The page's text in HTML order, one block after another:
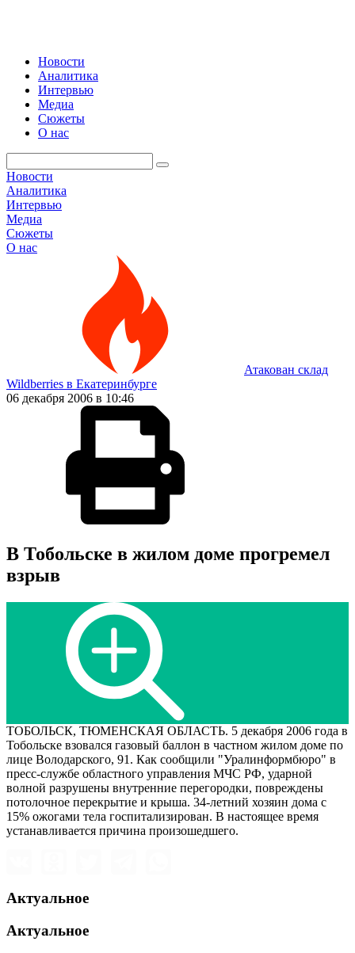
Новости
Аналитика
Интервью
Медиа
Сюжеты
О нас
Новости
Аналитика
Интервью
Медиа
Сюжеты
О нас
Атакован склад
Wildberries в Екатеринбурге
06 декабря 2006 в 10:46
В Тобольске в жилом доме прогремел
взрыв
ТОБОЛЬСК, ТЮМЕНСКАЯ ОБЛАСТЬ. 5 декабря 2006 года в
Тобольске взовался газовый баллон в частном жилом доме по
лице Володарского, 91. Как сообщили "Уралинформбюро" в
пресс-службе областного управления МЧС РФ, ударной
волной разрушены внутренние перегородки, повреждены
потолочное перекрытие и крыша. 34-летний хозяин дома с
15% ожогами тела госпитализирован. В настоящее время
устанавливается причина произошедшего.
Актуальное
Актуальное